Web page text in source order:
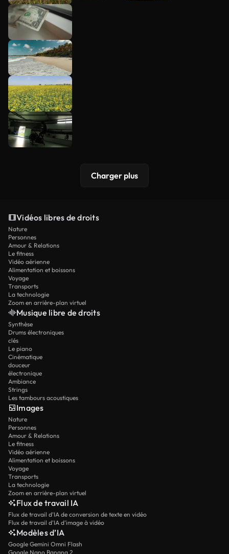
Charger plus
Vidéos libres de droits
Nature
Personnes
Amour & Relations
Le fitness
Vidéo aérienne
Alimentation et boissons
Voyage
Transports
La technologie
Zoom en arrière-plan virtuel
Musique libre de droits
Synthèse
Drums électroniques
clés
Le piano
Cinématique
douceur
électronique
Ambiance
Strings
Les tambours acoustiques
Images
Nature
Personnes
Amour & Relations
Le fitness
Vidéo aérienne
Alimentation et boissons
Voyage
Transports
La technologie
Zoom en arrière-plan virtuel
Flux de travail IA
Flux de travail d’IA de conversion de texte en vidéo
Flux de travail d’IA d’image à vidéo
Modèles d’IA
Google Gemini Omni Flash
Google Nano Banana 2